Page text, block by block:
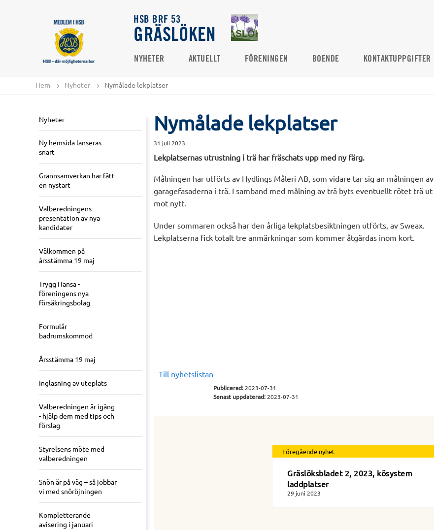
HSB BRF 53
GRÄSLÖKEN
NYHETER AKTUELLT FÖRENINGEN BOENDE KONTAKTUPPGIFTER
Hem Nyheter Nymålade lekplatser
Nyheter
Ny hemsida lanseras
snart
Grannsamverkan har fått
en nystart
Valberedningens
presentation av nya
kandidater
Välkommen på
årsstämma 19 maj
Trygg Hansa -
föreningens nya
försäkringsbolag
Formulär
badrumskommod
Årsstämma 19 maj
Inglasning av uteplats
Valberedningen är igång
- hjälp dem med tips och
förslag
Styrelsens möte med
valberedningen
Snön är på väg – så jobbar
vi med snöröjningen
Kompletterande
avisering i januari
Nymålade lekplatser
31 juli 2023
Lekplatsernas utrustning i trä har fräschats upp med ny färg.
Målningen har utförts av Hydlings Måleri AB, som vidare tar sig an målningen av
garagefasaderna i trä. I samband med målning av trä byts eventuellt rötet trä ut
mot nytt.
Under sommaren också har den årliga lekplatsbesiktningen utförts, av Sweax.
Lekplatserna fick totalt tre anmärkningar som kommer åtgärdas inom kort.
Till nyhetslistan
Publicerad:2023-07-31
Senast uppdaterad:2023-07-31
Föregående nyhet
Gräslöksbladet 2, 2023, kösystem
laddplatser
29 juni 2023